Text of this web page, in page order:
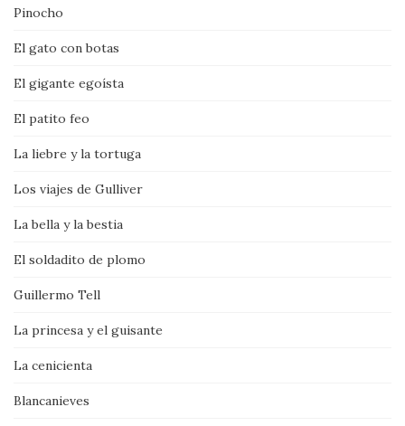
Pinocho
El gato con botas
El gigante egoísta
El patito feo
La liebre y la tortuga
Los viajes de Gulliver
La bella y la bestia
El soldadito de plomo
Guillermo Tell
La princesa y el guisante
La cenicienta
Blancanieves